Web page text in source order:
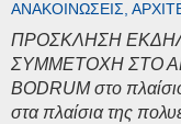
ΑΝΑΚΟΙΝΏΣΕΙΣ,
ΠΡΟΣΚΛΗΣΗ
ΣΥΜΜΕΤΟΧΗ ΣΤΟ
BODRUM στο
στα πλαίσια της